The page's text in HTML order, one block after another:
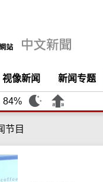
视像新闻 新闻专题
84%
节目